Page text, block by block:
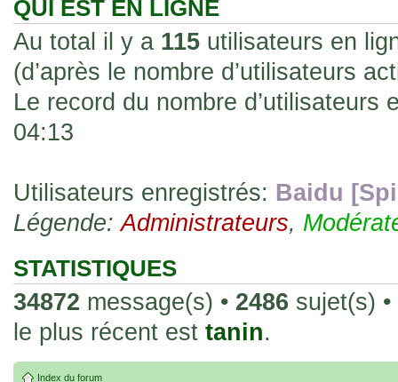
sur l'authenticité ou la qualité de votre
avec d'autres cartes de la même série
collectionneurs. Mais en règle
fait normal pour ce type de carte.
26 Déc 2023, 13:46
acheter une réédition de cette Hondan ?
02 Juin 2023, 14:17
par
Bonjour j'ai commandé
20 , je trouve la carte vraiment très
collection les carte sont censées être
24 Oct 2022, 13:37
par
de Lucy de Cyberpunk : Edgerunners.
QUI EST EN LIGNE
Au total il y a 115 utilisateurs en
(d’après le nombre d’utilisateurs
Le record du nombre d’utilisateurs
04:13
Utilisateurs enregistrés: Baidu
Légende:Administrateurs,
STATISTIQUES
34872 message(s) • 2486 sujet(s) •
le plus récent est tanin.
Index du forum